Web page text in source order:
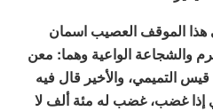
هذا الموقف العصيب اسمان
والشجاعة الواعية وهما: معن
قيس التميمي، والأخير قال فيه
إذا غضب، غضب له مئة ألف لا